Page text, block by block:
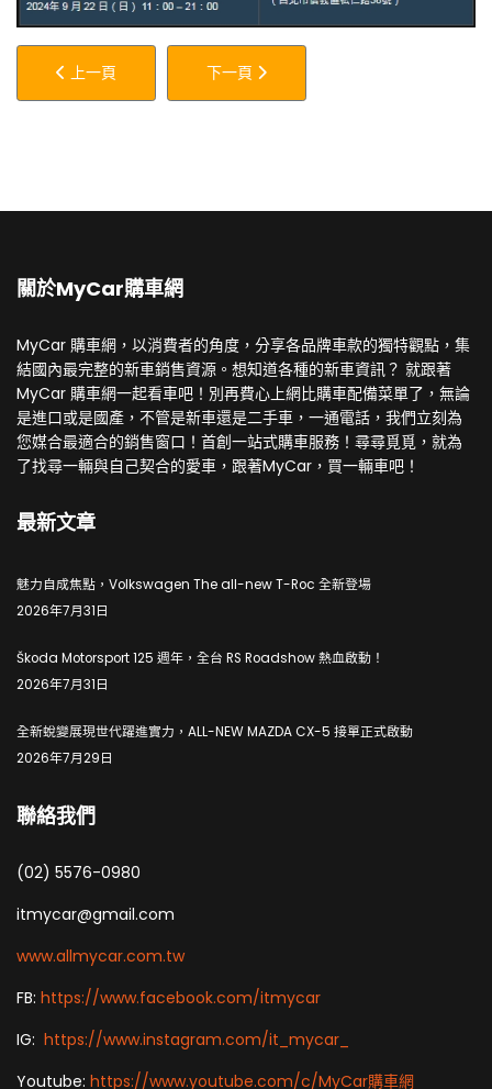
上一篇文章: 商用廂型車新物種，天生大頭家 — DFSK A380
上一頁 下一篇文章: VOLKSWAGEN ID. 純電車
下一頁
關於MyCar購車網
MyCar 購車網，以消費者的角度，分享各品牌車款的獨特觀點，集
結國內最完整的新車銷售資源。想知道各種的新車資訊？ 就跟著
MyCar 購車網一起看車吧！別再費心上網比購車配備菜單了，無論
是進口或是國產，不管是新車還是二手車，一通電話，我們立刻為
您媒合最適合的銷售窗口！首創一站式購車服務！尋尋覓覓，就為
了找尋一輛與自己契合的愛車，跟著MyCar，買一輛車吧！
最新文章
魅力自成焦點，Volkswagen The all-new T-Roc 全新登場
2026年7月31日
Škoda Motorsport 125 週年，全台 RS Roadshow 熱血啟動！
2026年7月31日
全新蛻變展現世代躍進實力，ALL-NEW MAZDA CX-5 接單正式啟動
2026年7月29日
聯絡我們
(02) 5576-0980
itmycar@gmail.com
www.allmycar.com.tw
FB: https://www.facebook.com/itmycar
IG: https://www.instagram.com/it_mycar_
Youtube: https://www.youtube.com/c/MyCar購車網